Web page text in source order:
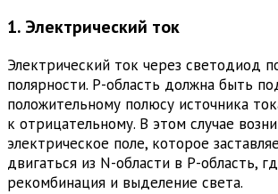
1. Электрический ток
Электрический ток через светодиод
полярности. P-область должна быть
положительному полюсу источника
к отрицательному. В этом случае
электрическое поле, которое
двигаться из N-области в P-область,
рекомбинация и выделение света.